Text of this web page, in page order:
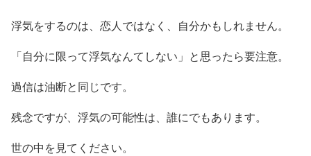
浮気をするのは、恋人ではなく、自分かもしれません。
「自分に限って浮気なんてしない」と思ったら要注意。
過信は油断と同じです。
残念ですが、浮気の可能性は、誰にでもあります。
世の中を見てください。